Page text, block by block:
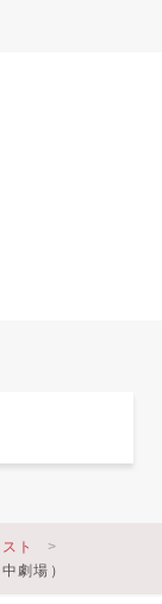
ト
劇場）